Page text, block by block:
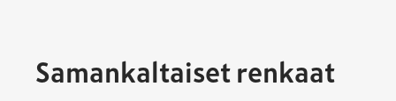
Samankaltaiset renkaat